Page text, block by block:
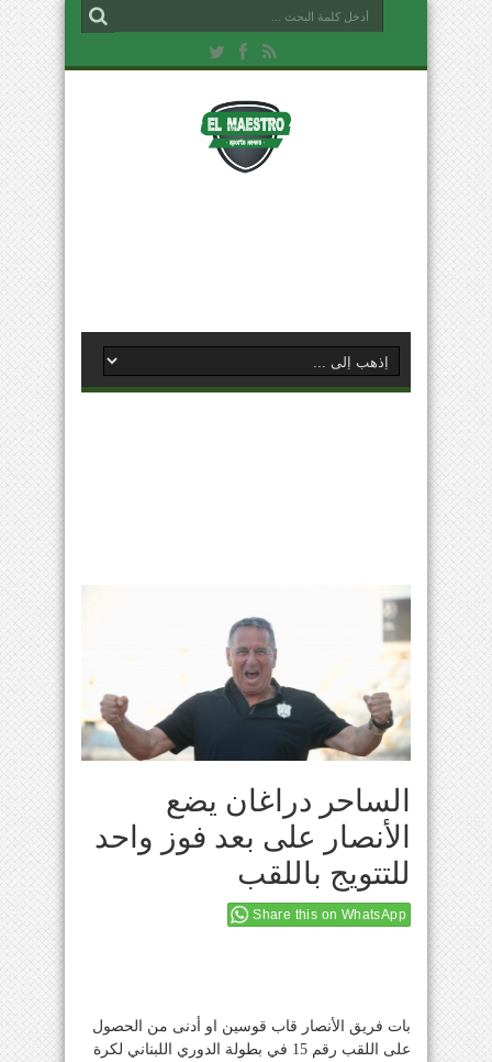
الساحر دراغان يضع
الأنصار على بعد فوز واحد
للتتويج باللقب
Share this on WhatsApp
بات فريق الأنصار قاب قوسين او أدنى من الحصول
على اللقب رقم 15 في بطولة الدوري اللبناني لكرة